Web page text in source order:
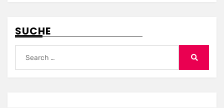
SUCHE